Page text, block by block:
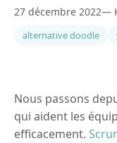
27 décembre 2022—
alternative doodle
Nous passons
qui aident les
efficacement.